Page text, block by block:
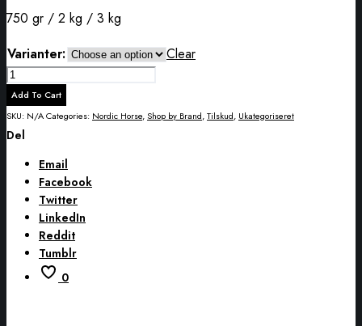
750 gr / 2 kg / 3 kg
Varianter:
Clear
Nordic
Levu
Pro
quantity
Add To Cart
SKU: N/ACategories: Nordic Horse,Shop by Brand,Tilskud, Ukategoriseret
Del
Email
Facebook
Twitter
LinkedIn
Reddit
Tumblr
0